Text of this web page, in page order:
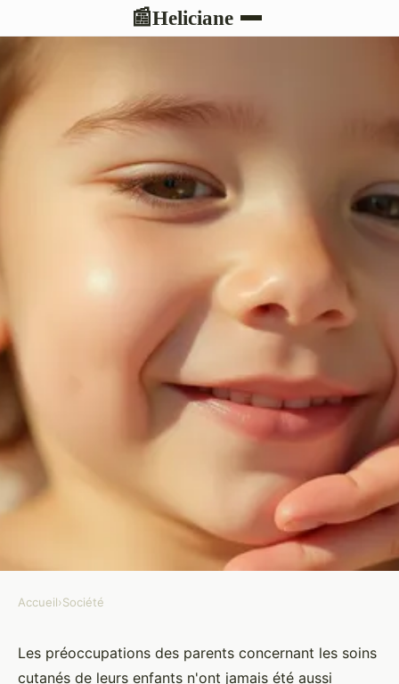
📰Heliciane
Crème soins enfants : la douceur
Accueil›Société
Les préoccupations des parents concernant les soins
cutanés de leurs enfants n'ont jamais été aussi